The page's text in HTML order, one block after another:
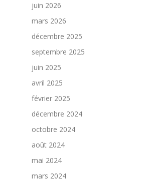
juin 2026
mars 2026
décembre 2025
septembre 2025
juin 2025
avril 2025
février 2025
décembre 2024
octobre 2024
août 2024
mai 2024
mars 2024